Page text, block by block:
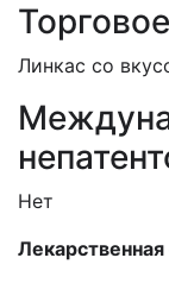
Линкас со
Нет